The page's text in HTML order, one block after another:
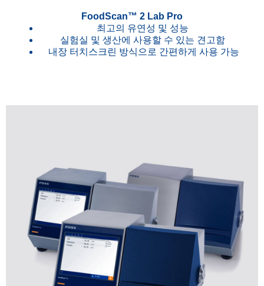
FoodScan™ 2 Lab Pro
최고의 유연성 및 성능
실험실 및 생산에 사용할 수 있는 견고함
내장 터치스크린 방식으로 간편하게 사용 가능